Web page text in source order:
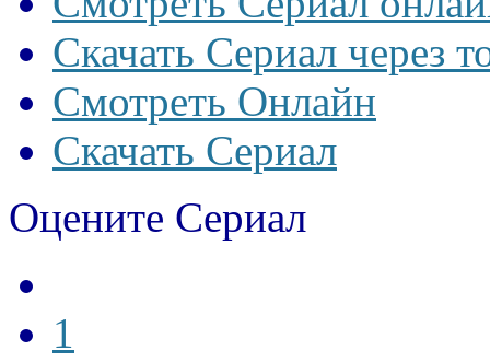
Скачать Сериал через
Смотреть Онлайн
Скачать Сериал
Оцените Сериал
1